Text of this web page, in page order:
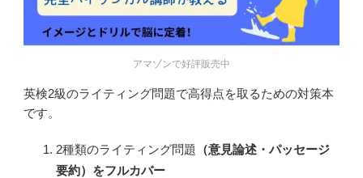
アマゾンで好評販売中
英検2級のライティング問題で高得点を取るための対策本
です。
2種類のライティング問題
（意見論述・パッセージ
要約）をフルカバー